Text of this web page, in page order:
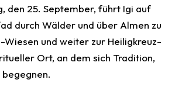
den 25. September, führt Igi auf
durch Wälder und über Almen zu
und weiter zur Heiligkreuz-
Ort, an dem sich Tradition,
begegnen.